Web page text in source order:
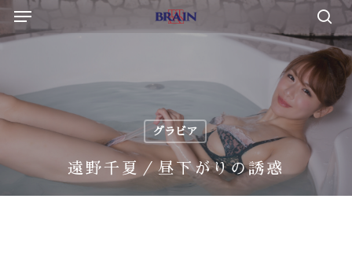
SkipMenu
グラビア
遠野千夏／昼下がりの誘惑